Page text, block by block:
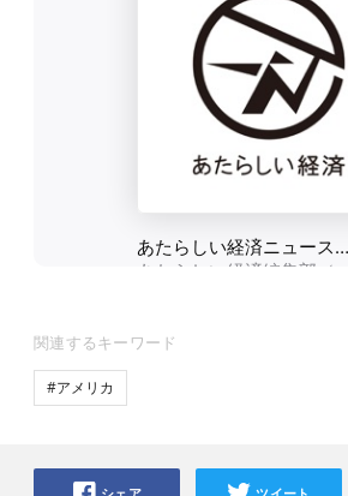
関連するキーワード
#アメリカ
シェア ツイート